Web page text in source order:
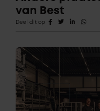
van Best
Deel dit op